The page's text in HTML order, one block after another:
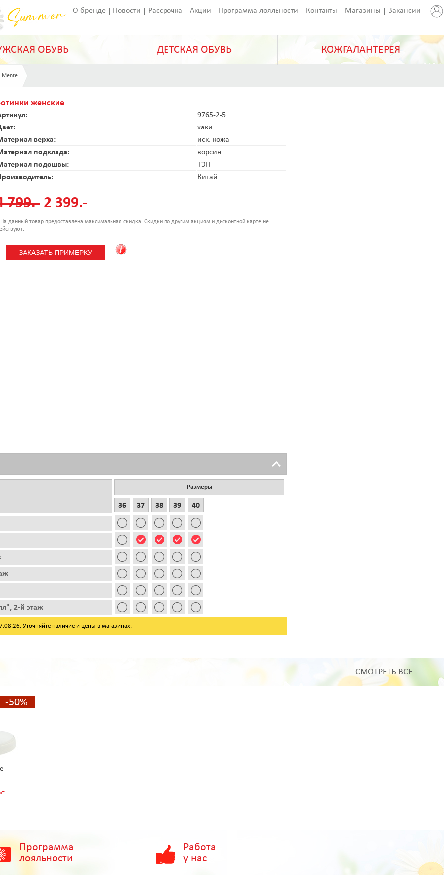
О бренде Новости Рассрочка Акции Программа лояльности Контакты Магазины Вакансии
ОБУВЬ ДЕТСКАЯ ОБУВЬ КОЖГАЛАНТЕРЕЯ
Mente
женские
9765-2-5
хаки
верха:
иск. кожа
подклада:
ворсин
подошвы:
ТЭП
Китай
799.- 2 399.-
данный товар предоставлена максимальная скидка. Скидки по другим акциям и дисконтной карте не
2-й этаж
Размеры
36 37 38 39 40
Уточняйте наличие и цены в магазинах.
СМОТРЕТЬ ВСЕ
-50%
Программа
лояльности
Работа
у нас